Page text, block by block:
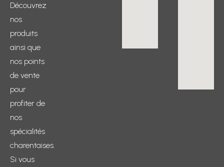
Découvrez
nos
produits
ainsi que
nos points
de vente
pour
profiter de
nos
spécialités
charentaises.
Si vous